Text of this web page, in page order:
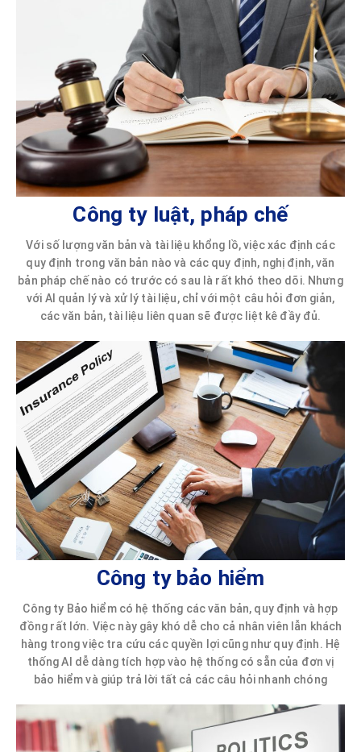
Công ty luật, pháp chế
Với số lượng văn bản và tài liệu khổng lồ, việc xác định các
quy định trong văn bản nào và các quy định, nghị định, văn
bản pháp chế nào có trước có sau là rất khó theo dõi. Nhưng
với AI quản lý và xử lý tài liệu, chỉ với một câu hỏi đơn giản,
các văn bản, tài liệu liên quan sẽ được liệt kê đầy đủ.
Công ty bảo hiểm
Công ty Bảo hiểm có hệ thống các văn bản, quy định và hợp
đồng rất lớn. Việc này gây khó dễ cho cả nhân viên lẫn khách
hàng trong việc tra cứu các quyền lợi cũng như quy định. Hệ
thống AI dễ dàng tích hợp vào hệ thống có sẵn của đơn vị
bảo hiểm và giúp trả lời tất cả các câu hỏi nhanh chóng